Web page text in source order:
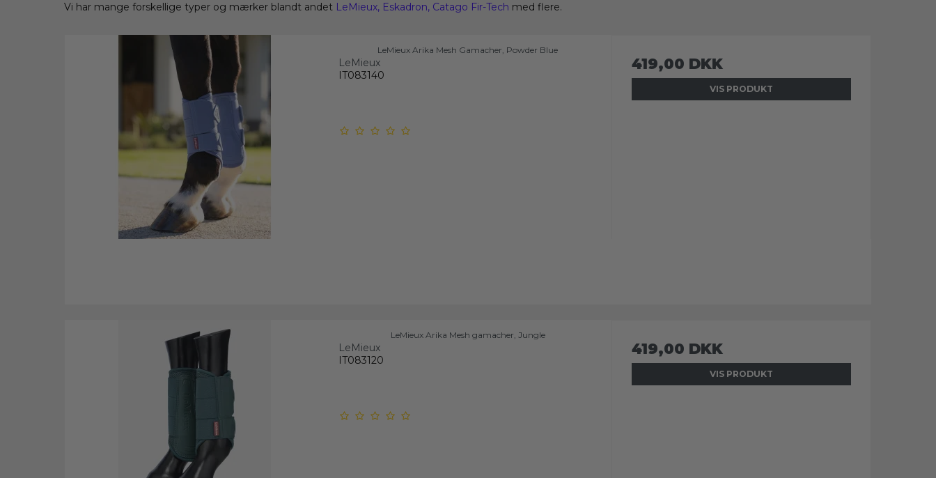
Vi har mange forskellige typer og mærker blandt andet LeMieux, Eskadron, Catago Fir-Tech med flere.
LeMieux Arika Mesh Gamacher, Powder Blue
LeMieux
IT083140
419,00 DKK
VIS PRODUKT
LeMieux Arika Mesh gamacher, Jungle
LeMieux
IT083120
419,00 DKK
VIS PRODUKT